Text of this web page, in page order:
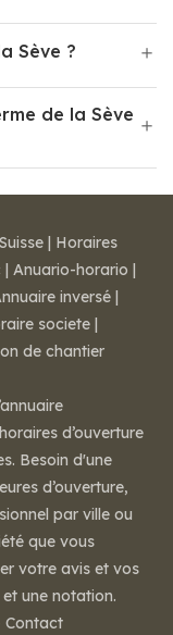
Sève ?
de la Sève
| Horaires
| Anuario-horario |
inversé |
societe |
de chantier
d’ouverture
Besoin d'une
d’ouverture,
par ville ou
que vous
votre avis et vos
une notation.
Contact